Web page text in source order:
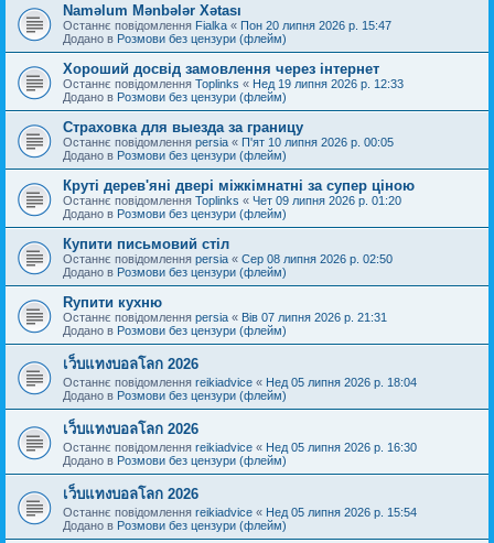
Naməlum Mənbələr Xətası
Останнє повідомлення Fialka « Пон 20 липня 2026 р. 15:47
Додано в Розмови без цензури (флейм)
Хороший досвід замовлення через інтернет
Останнє повідомлення Toplinks « Нед 19 липня 2026 р. 12:33
Додано в Розмови без цензури (флейм)
Страховка для выезда за границу
Останнє повідомлення persia « П'ят 10 липня 2026 р. 00:05
Додано в Розмови без цензури (флейм)
Круті дерев'яні двері міжкімнатні за супер ціною
Останнє повідомлення Toplinks « Чет 09 липня 2026 р. 01:20
Додано в Розмови без цензури (флейм)
Купити письмовий стіл
Останнє повідомлення persia « Сер 08 липня 2026 р. 02:50
Додано в Розмови без цензури (флейм)
Rупити кухню
Останнє повідомлення persia « Вів 07 липня 2026 р. 21:31
Додано в Розмови без цензури (флейм)
เว็บแทงบอลโลก 2026
Останнє повідомлення reikiadvice « Нед 05 липня 2026 р. 18:04
Додано в Розмови без цензури (флейм)
เว็บแทงบอลโลก 2026
Останнє повідомлення reikiadvice « Нед 05 липня 2026 р. 16:30
Додано в Розмови без цензури (флейм)
เว็บแทงบอลโลก 2026
Останнє повідомлення reikiadvice « Нед 05 липня 2026 р. 15:54
Додано в Розмови без цензури (флейм)